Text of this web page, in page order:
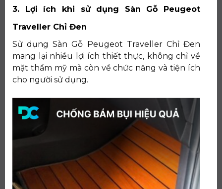
3. Lợi ích khi sử dụng Sàn Gỗ Peugeot
Traveller Chỉ Đen
Sử dụng Sàn Gỗ Peugeot Traveller Chỉ Đen
mang lại nhiều lợi ích thiết thực, không chỉ về
mặt thẩm mỹ mà còn về chức năng và tiện ích
cho người sử dụng.